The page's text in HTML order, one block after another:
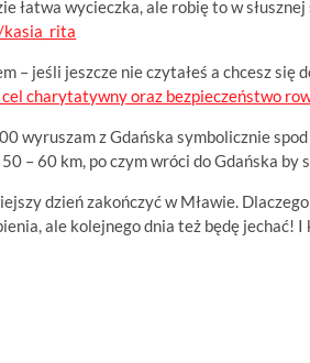
łatwa wycieczka, ale robię to w
– jeśli jeszcze nie czytałeś a chcesz
charytatywny oraz bezpieczeństwo
wyruszam z Gdańska symbolicznie
50 – 60 km, po czym wróci do Gdańska
dzień zakończyć w Mławie.
ale kolejnego dnia też będę jechać!